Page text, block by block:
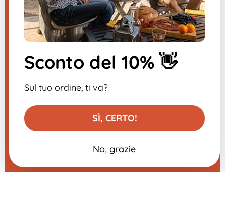
Aggiungi al carrello
​
Iscriviti alla newsletter
Sconto del 10% 👋
Sul tuo ordine, ti va?
No, grazie
SÌ, CERTO!